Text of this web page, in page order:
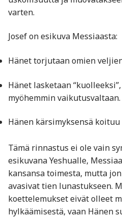
varten.
Josef on esikuva Messiaasta:
Hänet torjutaan omien
Hänet lasketaan
myöhemmin vaikutusvaltaan.
Hänen kärsimyksensä
Tämä rinnastus ei ole vain
esikuvana Yeshualle,
kansansa toimesta, mutta
avasivat tien lunastukseen.
koettelemukset eivät olleet
hylkäämisestä, vaan Hänen